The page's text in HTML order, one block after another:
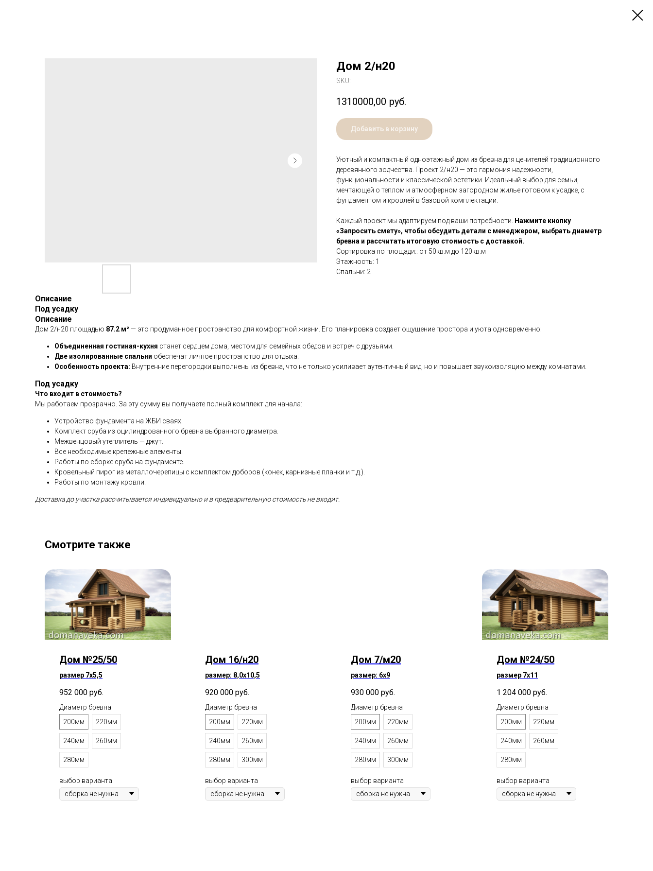
Дом 2/н20
SKU:
1310000,00 руб.
Добавить в корзину
Уютный и компактный одноэтажный дом из бревна для ценителей традиционного
деревянного зодчества. Проект 2/н20 — это гармония надежности,
функциональности и классической эстетики. Идеальный выбор для семьи,
мечтающей о теплом и атмосферном загородном жилье готовом к усадке, с
фундаментом и кровлей в базовой комплектации.
Каждый проект мы адаптируем под ваши потребности. Нажмите кнопку
«Запросить смету», чтобы обсудить детали с менеджером, выбрать диаметр
бревна и рассчитать итоговую стоимость с доставкой.
Сортировка по площади:: от 50кв.м до 120кв.м
Этажность: 1
Спальни: 2
Описание
Под усадку
Описание
Дом 2/н20 площадью 87.2 м²— это продуманное пространство для комфортной жизни. Его планировка создает ощущение простора и уюта одновременно:
Объединенная гостиная-кухня станет сердцем дома, местом для семейных обедов и встреч с друзьями.
Две изолированные спальни обеспечат личное пространство для отдыха.
Особенность проекта: Внутренние перегородки выполнены из бревна, что не только усиливает аутентичный вид, но и повышает звукоизоляцию между комнатами.
Под усадку
Что входит в стоимость?
Мы работаем прозрачно. За эту сумму вы получаете полный комплект для начала:
Устройство фундамента на ЖБИ сваях.
Комплект сруба из оцилиндрованного бревна выбранного диаметра.
Межвенцовый утеплитель — джут.
Все необходимые крепежные элементы.
Работы по сборке сруба на фундаменте.
Кровельный пирог из металлочерепицы с комплектом доборов (конек, карнизные планки и т.д.).
Работы по монтажу кровли.
Доставка до участка рассчитывается индивидуально и в предварительную стоимость не входит.
Смотрите также
Дом №25/50
размер 7х5,5
952 000 руб.
Диаметр бревна
200мм
220мм
240мм 260мм
280мм
выбор варианта
Дом 16/н20
размер: 8,0х10,5
920 000 руб.
Диаметр бревна
200мм
220мм
240мм 260мм
280мм 300мм
выбор варианта
Дом 7/м20
размер: 6х9
930 000 руб.
Диаметр бревна
200мм
220мм
240мм 260мм
280мм 300мм
выбор варианта
Дом №24/50
размер 7х11
1 204 000 руб.
Диаметр бревна
200мм
220мм
240мм 260мм
280мм
выбор варианта